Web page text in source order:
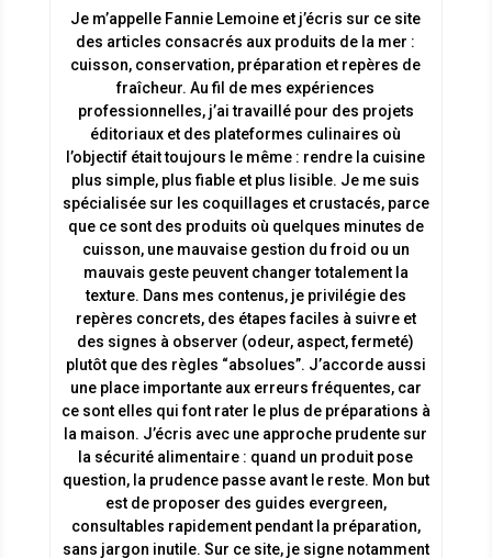
Je m’appelle Fannie Lemoine et j’écris sur ce site
des articles consacrés aux produits de la mer :
cuisson, conservation, préparation et repères de
fraîcheur. Au fil de mes expériences
professionnelles, j’ai travaillé pour des projets
éditoriaux et des plateformes culinaires où
l’objectif était toujours le même : rendre la cuisine
plus simple, plus fiable et plus lisible. Je me suis
spécialisée sur les coquillages et crustacés, parce
que ce sont des produits où quelques minutes de
cuisson, une mauvaise gestion du froid ou un
mauvais geste peuvent changer totalement la
texture. Dans mes contenus, je privilégie des
repères concrets, des étapes faciles à suivre et
des signes à observer (odeur, aspect, fermeté)
plutôt que des règles “absolues”. J’accorde aussi
une place importante aux erreurs fréquentes, car
ce sont elles qui font rater le plus de préparations à
la maison. J’écris avec une approche prudente sur
la sécurité alimentaire : quand un produit pose
question, la prudence passe avant le reste. Mon but
est de proposer des guides evergreen,
consultables rapidement pendant la préparation,
sans jargon inutile. Sur ce site, je signe notamment